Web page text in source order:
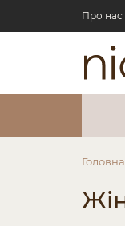
Про нас
Головна